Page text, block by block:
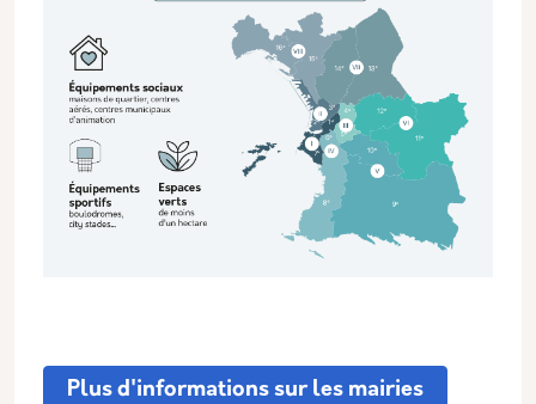
Plus d'informations sur les mairies